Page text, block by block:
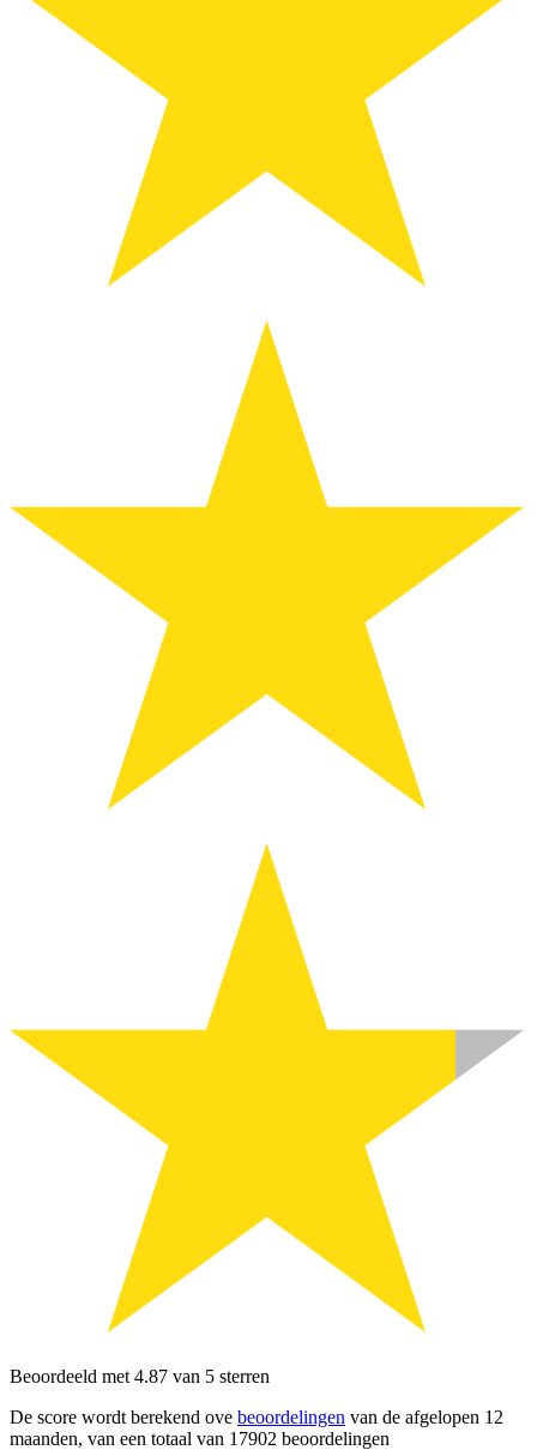
Beoordeeld met 4.87 van 5 sterren
De score wordt berekend ove beoordelingen van de afgelopen 12
maanden, van een totaal van 17902 beoordelingen